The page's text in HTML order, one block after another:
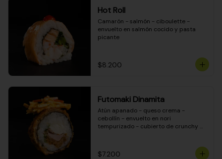
Hot Roll
Camarón - salmón - ciboulette -
envuelto en salmón cocido y pasta
picante
$8.200
Futomaki Dinamita
Atún apanado - queso crema -
cebollín - envuelto en nori
tempurizado - cubierto de crunchy
$7.200